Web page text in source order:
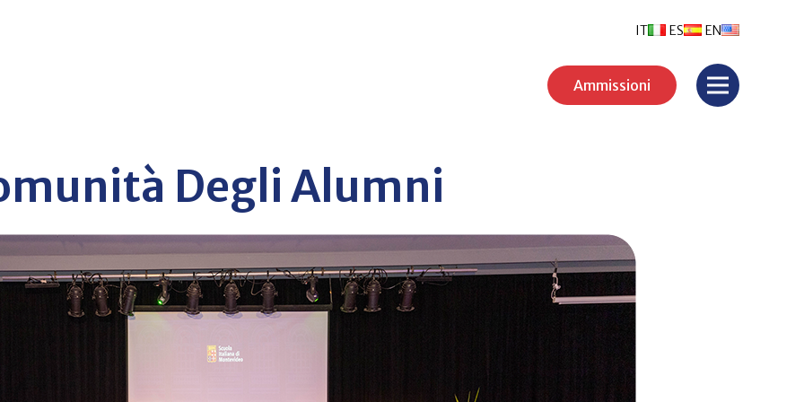
ES EN
IT
Ammissioni
Degli Alumni